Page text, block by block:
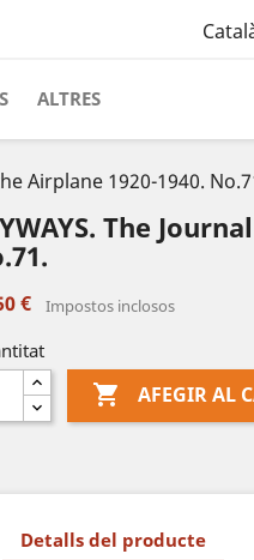
ALTRES
Airplane 1920-1940.
The
€ Impostos inclosos
 AFEGIR AL
Detalls del producte